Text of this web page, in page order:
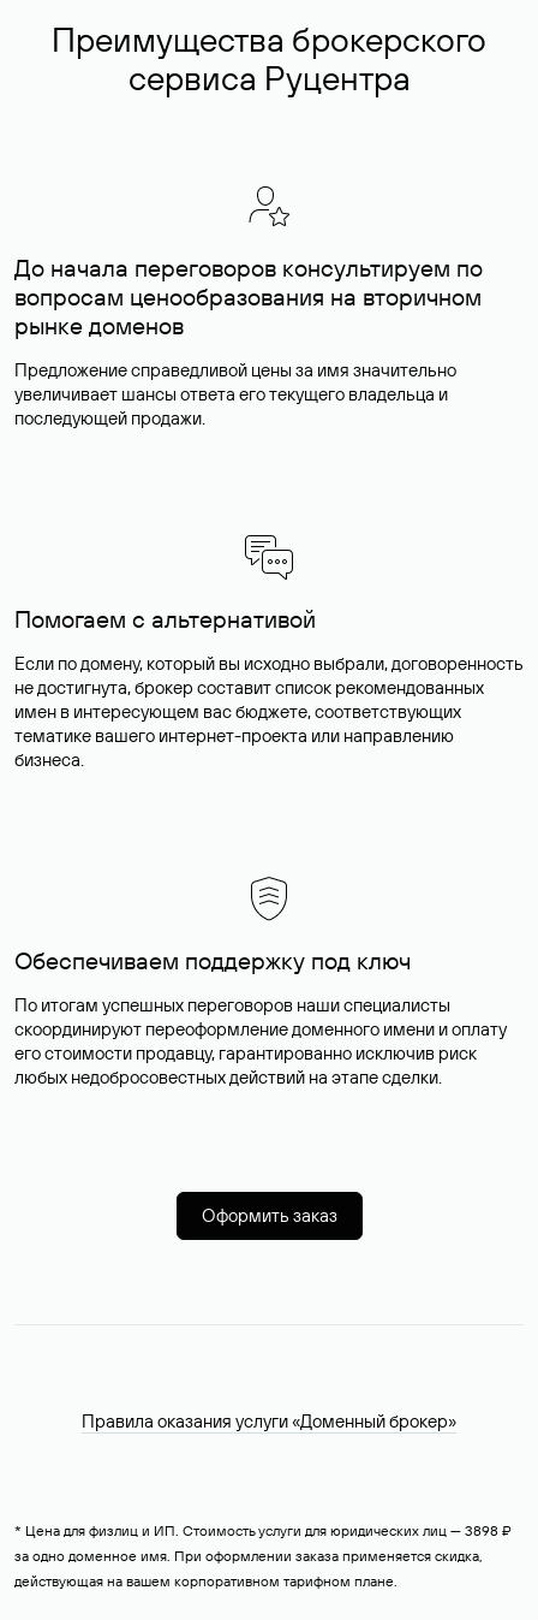
Преимущества брокерского
сервиса Руцентра
До начала переговоров консультируем по
вопросам ценообразования на вторичном
рынке доменов
Предложение справедливой цены за имя значительно
увеличивает шансы ответа его текущего владельца и
последующей продажи.
Помогаем с альтернативой
Если по домену, который вы исходно выбрали, договоренность
не достигнута, брокер составит список рекомендованных
имен в интересующем вас бюджете, соответствующих
тематике вашего интернет-проекта или направлению
бизнеса.
Обеспечиваем поддержку под ключ
По итогам успешных переговоров наши специалисты
скоординируют переоформление доменного имени и оплату
его стоимости продавцу, гарантированно исключив риск
любых недобросовестных действий на этапе сделки.
Оформить заказ
Правила оказания услуги «Доменный брокер»
* Цена для физлиц и ИП. Стоимость услуги для юридических лиц — 3898 ₽
за одно доменное имя. При оформлении заказа применяется скидка,
действующая на вашем корпоративном тарифном плане.